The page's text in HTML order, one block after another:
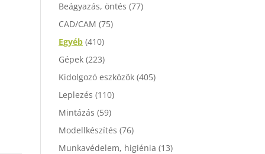
Beágyazás, öntés (77)
CAD/CAM (75)
Egyéb (410)
Gépek (223)
Kidolgozó eszközök (405)
Leplezés (110)
Mintázás (59)
Modellkészítés (76)
Munkavédelem, higiénia (13)